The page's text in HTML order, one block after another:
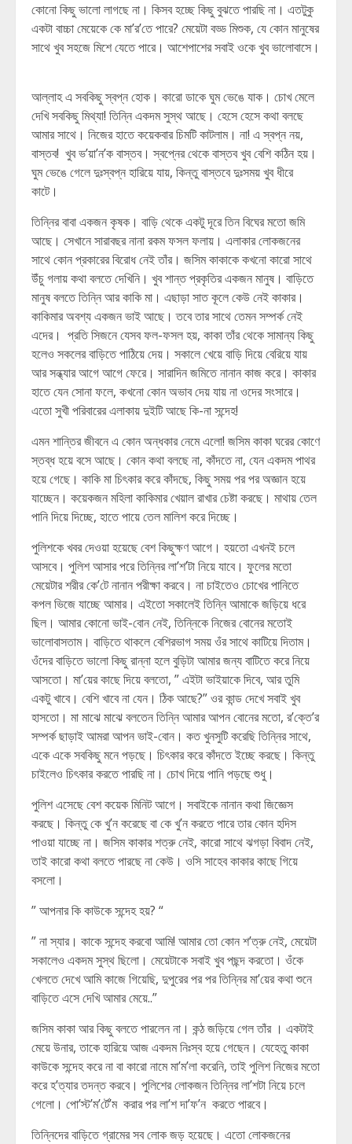
কোনো কিছু ভালো লাগছে না। কিসব হচ্ছে কিছু বুঝতে পারছি না। এতটুকু
একটা বাচ্চা মেয়েকে কে মা’র’তে পারে? মেয়েটা বড্ড মিশুক, যে কোন মানুষের
সাথে খুব সহজে মিশে যেতে পারে। আশেপাশের সবাই ওকে খুব ভালোবাসে।
আল্লাহ এ সবকিছু স্বপ্ন হোক। কারো ডাকে ঘুম ভেঙে যাক। চোখ মেলে
দেখি সবকিছু মিথ্যা! তিন্নি একদম সুস্থ আছে। হেসে হেসে কথা বলছে
আমার সাথে। নিজের হাতে কয়েকবার চিমটি কাটলাম। না! এ স্বপ্ন নয়,
বাস্তব! খুব ভ’য়া’ন’ক বাস্তব। স্বপ্নের থেকে বাস্তব খুব বেশি কঠিন হয়।
ঘুম ভেঙে গেলে দুঃস্বপ্ন হারিয়ে যায়, কিন্তু বাস্তবে দুঃসময় খুব ধীরে
কাটে।
তিন্নির বাবা একজন কৃষক। বাড়ি থেকে একটু দূরে তিন বিঘের মতো জমি
আছে। সেখানে সারাবছর নানা রকম ফসল ফলায়। এলাকার লোকজনের
সাথে কোন প্রকারের বিরোধ নেই তাঁর। জসিম কাকাকে কখনো কারো সাথে
উঁচু গলায় কথা বলতে দেখিনি। খুব শান্ত প্রকৃতির একজন মানুষ। বাড়িতে
মানুষ বলতে তিন্নি আর কাকি মা। এছাড়া সাত কূলে কেউ নেই কাকার।
কাকিমার অবশ্য একজন ভাই আছে। তবে তার সাথে তেমন সম্পর্ক নেই
এদের। প্রতি সিজনে যেসব ফল-ফসল হয়, কাকা তাঁর থেকে সামান্য কিছু
হলেও সকলের বাড়িতে পাঠিয়ে দেয়। সকালে খেয়ে বাড়ি দিয়ে বেরিয়ে যায়
আর সন্ধ্যার আগে আগে ফেরে। সারাদিন জমিতে নানান কাজ করে। কাকার
হাতে যেন সোনা ফলে, কখনো কোন অভাব দেয় যায় না ওদের সংসারে।
এতো সুখী পরিবারের এলাকায় দুইটি আছে কি-না সন্দেহ!
এমন শান্তির জীবনে এ কোন অন্ধকার নেমে এলো! জসিম কাকা ঘরের কোণে
স্তব্ধ হয়ে বসে আছে। কোন কথা বলছে না, কাঁদতে না, যেন একদম পাথর
হয়ে গেছে। কাকি মা চিৎকার করে কাঁদছে, কিছু সময় পর পর অজ্ঞান হয়ে
যাচ্ছেন। কয়েকজন মহিলা কাকিমার খেয়াল রাখার চেষ্টা করছে। মাথায় তেল
পানি দিয়ে দিচ্ছে, হাতে পায়ে তেল মালিশ করে দিচ্ছে।
পুলিশকে খবর দেওয়া হয়েছে বেশ কিছুক্ষণ আগে। হয়তো এখনই চলে
আসবে। পুলিশ আসার পরে তিন্নির লা’শ’টা নিয়ে যাবে। ফুলের মতো
মেয়েটার শরীর কে’টে নানান পরীক্ষা করবে। না চাইতেও চোখের পানিতে
কপল ভিজে যাচ্ছে আমার। এইতো সকালেই তিন্নি আমাকে জড়িয়ে ধরে
ছিল। আমার কোনো ভাই-বোন নেই, তিন্নিকে নিজের বোনের মতোই
ভালোবাসতাম। বাড়িতে থাকলে বেশিরভাগ সময় ওঁর সাথে কাটিয়ে দিতাম।
ওঁদের বাড়িতে ভালো কিছু রান্না হলে বুড়িটা আমার জন্য বাটিতে করে নিয়ে
আসতো। মা’য়ের কাছে দিয়ে বলতো, ” এইটা ভাইয়াকে দিবে, আর তুমি
একটু খাবে। বেশি খাবে না যেন। ঠিক আছে?” ওর কান্ড দেখে সবাই খুব
হাসতো। মা মাঝে মাঝে বলতেন তিন্নি আমার আপন বোনের মতো, র’ক্তে’র
সম্পর্ক ছাড়াই আমরা আপন ভাই-বোন। কত খুনসুটি করেছি তিন্নির সাথে,
একে একে সবকিছু মনে পড়ছে। চিৎকার করে কাঁদতে ইচ্ছে করছে। কিন্তু
চাইলেও চিৎকার করতে পারছি না। চোখ দিয়ে পানি পড়ছে শুধু।
পুলিশ এসেছে বেশ কয়েক মিনিট আগে। সবাইকে নানান কথা জিজ্ঞেস
করছে। কিন্তু কে খু’ন করেছে বা কে খু’ন করতে পারে তার কোন হদিস
পাওয়া যাচ্ছে না। জসিম কাকার শত্রু নেই, কারো সাথে ঝগড়া বিবাদ নেই,
তাই কারো কথা বলতে পারছে না কেউ। ওসি সাহেব কাকার কাছে গিয়ে
বসলো।
” আপনার কি কাউকে সন্দেহ হয়? “
” না স্যার। কাকে সন্দেহ করবো আমি! আমার তো কোন শ’ত্রু নেই, মেয়েটা
সকালেও একদম সুস্থ ছিলো। মেয়েটাকে সবাই খুব পছন্দ করতো। ওঁকে
খেলতে দেখে আমি কাজে গিয়েছি, দুপুরের পর পর তিন্নির মা’য়ের কথা শুনে
বাড়িতে এসে দেখি আমার মেয়ে..”
জসিম কাকা আর কিছু বলতে পারলেন না। কন্ঠ জড়িয়ে গেল তাঁর । একটাই
মেয়ে উনার, তাকে হারিয়ে আজ একদম নিঃস্ব হয়ে গেছেন। যেহেতু কাকা
কাউকে সন্দেহ করে না বা কারো নামে মা’ম’লা করেনি, তাই পুলিশ নিজের মতো
করে হ’ত্যার তদন্ত করবে। পুলিশের লোকজন তিন্নির লা’শটা নিয়ে চলে
গেলো। পো’স্ট’ম’র্টে’ম করার পর লা’শ দা’ফ’ন করতে পারবে।
তিন্নিদের বাড়িতে গ্রামের সব লোক জড় হয়েছে। এতো লোকজনের